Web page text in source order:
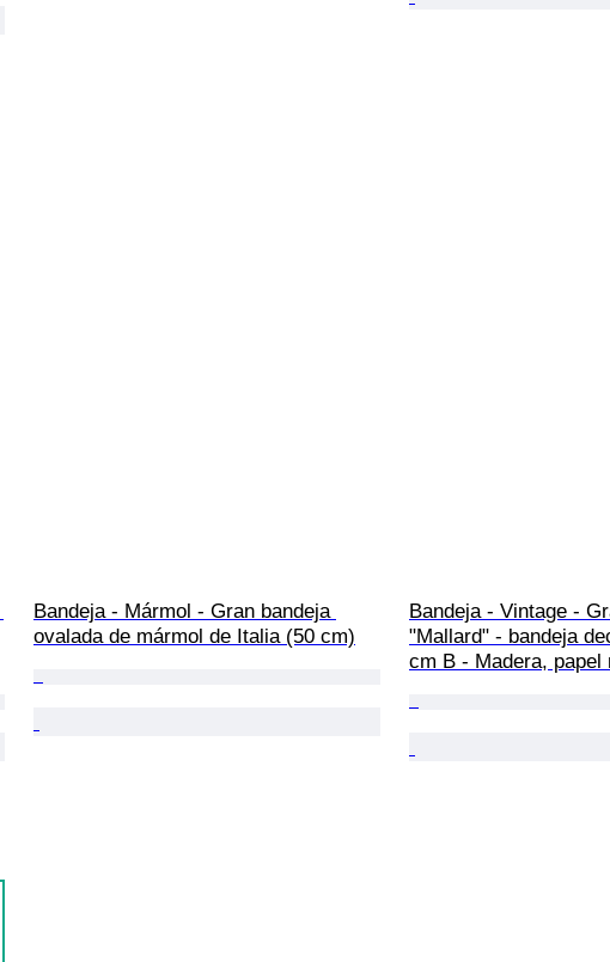
Bandeja - Mármol - Gran bandeja
ovalada de mármol de Italia (50 cm)
Bandeja - Vintage -
"Mallard" - bandeja
cm B - Madera, papel